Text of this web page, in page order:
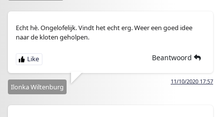
Echt hè. Ongelofelijk. Vindt het echt erg. Weer een goed idee
naar de kloten geholpen.
Beantwoord
11/10/2020 17:57
Ilonka Wiltenburg